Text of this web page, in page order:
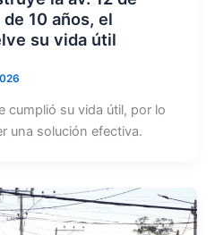
10 años, el
su vida útil
cumplió su vida útil, por lo
una solución efectiva.